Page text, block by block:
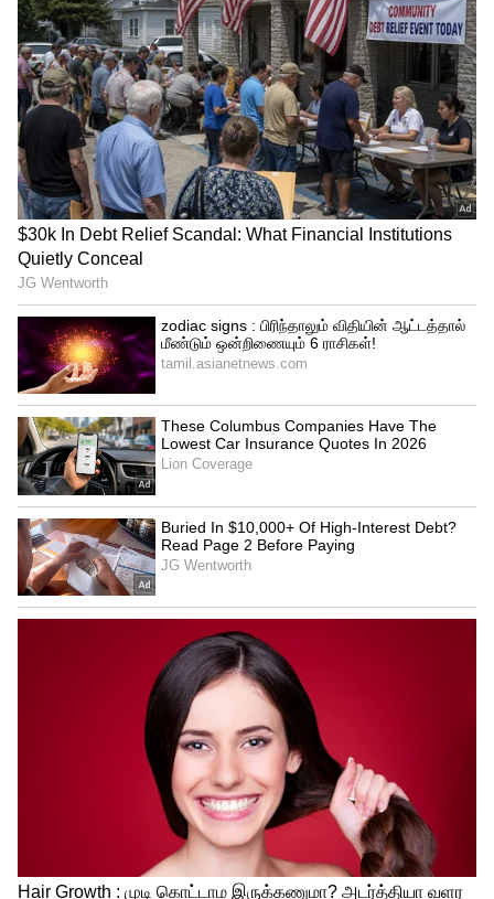
நன்மைகள்
பட்ஜெட்டுக்கு ஏற்றது: ஆட்டோமேட்டிக்
கிளைமேட் கண்ட்ரோல் சிஸ்டத்தை விட
மேனுவல் ஏசி சிஸ்டம் விலை குறைவு.
அதனால, பட்ஜெட்டுக்குள்ள ஒரு நல்ல ஏசி
கார் வாங்க நினைக்கிறவங்களுக்கு இது
ஒரு சிறந்த தேர்வா இருக்கும்.
பராமரிப்பு சுலபம்: மேனுவல் ஏசி
சிஸ்டத்தில் பாகங்கள் குறைவு. அதனால,
மெக்கானிக்குகளுக்கு இதை ரிப்பேர்
பண்றது ரொம்ப சுலபம். பராமரிப்பு
செலவும் பெருசா இருக்காது.
குறைகள்
வெப்பநிலை ஏற்ற இறக்கம்: மேனுவல்
ஏசியில் ஒரே சீரான வெப்பநிலையை
மெயின்டெயின் பண்றது கொஞ்சம் கஷ்டம்.
சில சமயம் ரொம்ப குளிரும், சில சமயம்
சூடா இருக்கும். இது பயணத்தின்போது ஒரு
அசௌகரியத்தை ஏற்படுத்தலாம்.
அடிக்கடி அட்ஜஸ்ட் செய்யணும்: நீண்ட
தூரம் பயணம் செய்யும்போது,
டெம்ப்ரேச்சரையும், ஃபேன் ஸ்பீடையும்
அடிக்கடி மாத்திக்கிட்டே இருக்கணும். இது
டிரைவருக்கு எரிச்சலைத் தருவதோடு,